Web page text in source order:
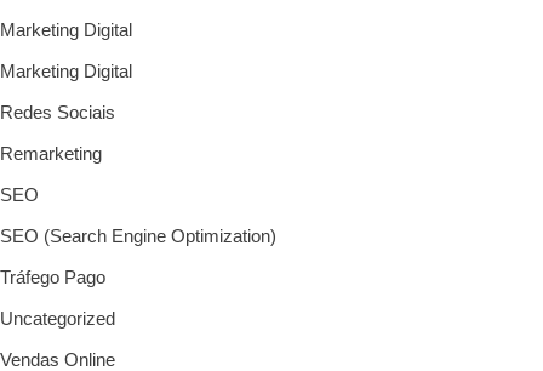
Marketing Digital
Marketing Digital
Redes Sociais
Remarketing
SEO
SEO (Search Engine Optimization)
Tráfego Pago
Uncategorized
Vendas Online